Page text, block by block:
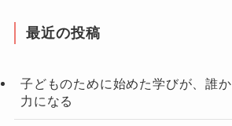
最近の投稿
子どものために始めた学びが、誰
力になる